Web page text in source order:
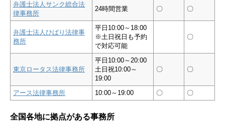
弁護士法人サンク総合法
律事務所
24時間営業 〇 〇
弁護士法人ひばり法律事
務所
平日10:00～18:00
※土日祝日も予約
で対応可能
〇
東京ロータス法律事務所
平日10:00～20:00
土日祝10:00～
19:00
〇 〇
アース法律事務所 10:00～19:00 〇 〇
全国各地に拠点がある事務所